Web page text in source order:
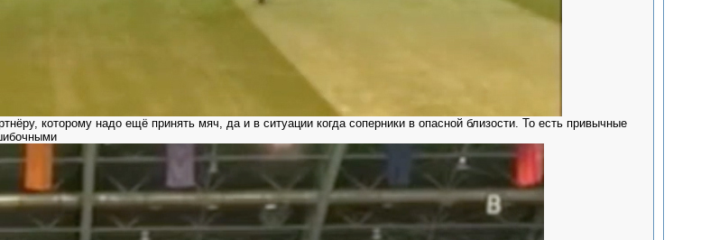
которому надо ещё принять мяч, да и в ситуации когда соперники в опасной близости. То есть привычные